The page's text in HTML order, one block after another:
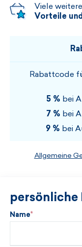
Viele weitere
Vorteile
Rabattcode
5 % bei
7 % bei
9 % bei
Allgemeine
persönliche
Name